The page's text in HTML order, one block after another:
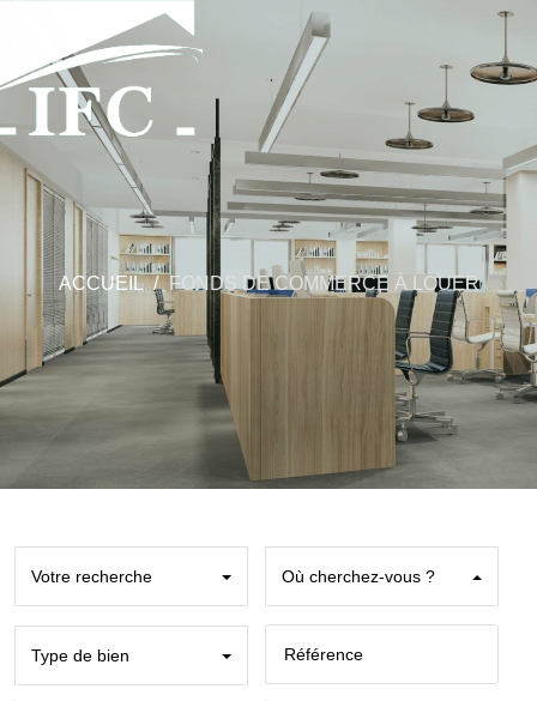
ACCUEIL FONDS DE COMMERCE À LOUER
Votre recherche Où cherchez-vous ?
Type de bien